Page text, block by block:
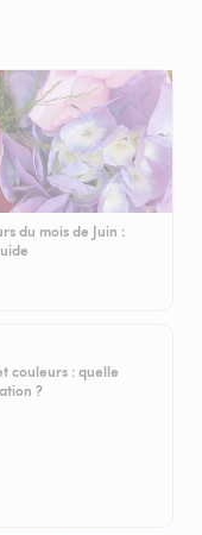
du mois de Juin :
couleurs : quelle
?